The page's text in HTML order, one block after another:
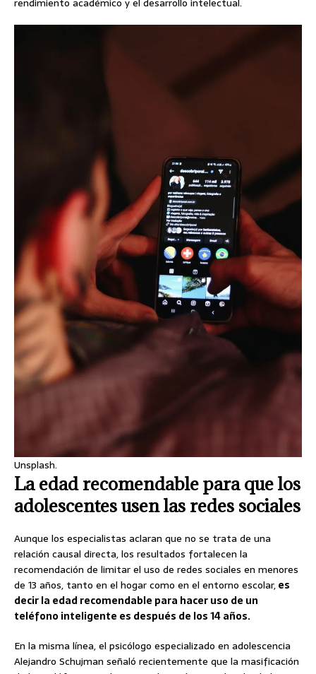
Unsplash.
La edad recomendable para que los
adolescentes usen las redes sociales
Aunque los especialistas aclaran que no se trata de una
relación causal directa, los resultados fortalecen la
recomendación de limitar el uso de redes sociales en menores
de 13 años, tanto en el hogar como en el entorno escolar,es
decir la edad recomendable para hacer uso de un
teléfono inteligente es después de los 14 años.
En la misma línea, el psicólogo especializado en adolescencia
Alejandro Schujman señaló recientemente que la masificación